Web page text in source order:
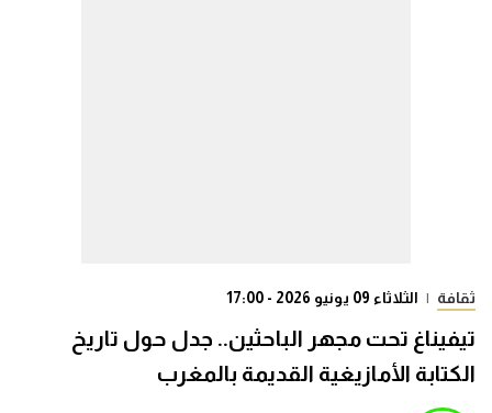
ثقافة | الثلاثاء 09 يونيو 2026 - 17:00
تيفيناغ تحت مجهر الباحثين.. جدل حول تاريخ
الكتابة الأمازيغية القديمة بالمغرب